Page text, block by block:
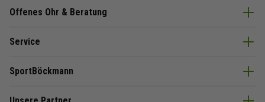
Offenes Ohr & Beratung
Service
SportBöckmann